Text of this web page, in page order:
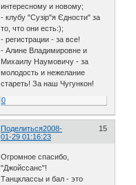
интересному и новому;
- клубу "Сузір"я Єдности" за
то, что они есть:);
- регистрации - за все!
- Алине Владимировне и
Михаилу Наумовичу - за
молодость и нежелание
стареть! За наш Чугункон!
0
Поделиться 15
2008-
01-29 01:16:23
Огромное спасибо,
"Джойссанс"!
Танцклассы и бал - это